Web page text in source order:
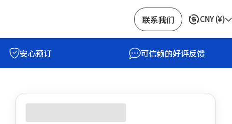
联系我们 CNY(¥)
安心预订 可信赖的好评反馈